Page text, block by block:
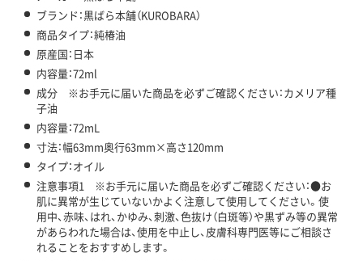
ブランド：黒ばら本舗（KUROBARA）
商品タイプ：純椿油
原産国：日本
内容量：72ml
成分 ※お手元に届いた商品を必ずご確認ください：カメリア種
子油
内容量：72mL
寸法：幅63mm奥行63mm×高さ120mm
タイプ：オイル
注意事項1 ※お手元に届いた商品を必ずご確認ください：●お
肌に異常が生じていないかよく注意して使用してください。使
用中、赤味、はれ、かゆみ、刺激、色抜け（白斑等）や黒ずみ等の異常
があらわれた場合は、使用を中止し、皮膚科専門医等にご相談さ
れることをおすすめします。